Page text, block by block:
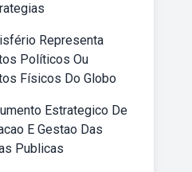
Representa
Políticos Ou
Físicos Do Globo
Estrategico De
E Gestao Das
Publicas